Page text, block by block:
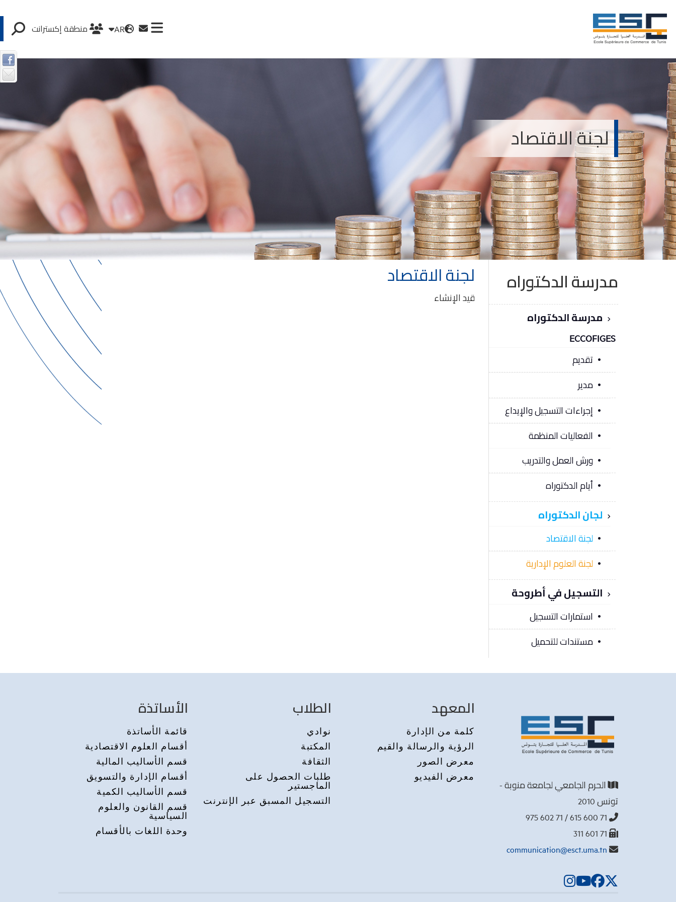
AR منطقة إكسترانت
لجنة الاقتصاد
مدرسة الدكتوراه
مدرسة الدكتوراه
ECCOFIGES
تقديم
مدير
إجراءات التسجيل والإيداع
الفعاليات المنظمة
ورش العمل والتدريب
أيام الدكتوراه
لجان الدكتوراه
لجنة الاقتصاد
لجنة العلوم الإدارية
التسجيل في أطروحة
استمارات التسجيل
مستندات للتحميل
لجنة الاقتصاد
قيد الإنشاء
الحرم الجامعي لجامعة منوبة -
تونس 2010
communication@esct.uma.tn
المعهد
كلمة من الإدارة
الرؤية والرسالة والقيم
معرض الصور
معرض الفيديو
الطلاب
نوادي
المكتبة
الثقافة
طلبات الحصول على
الماجستير
التسجيل المسبق عبر الإنترنت
الأساتذة
قائمة الأساتذة
أقسام العلوم الاقتصادية
قسم الأساليب المالية
أقسام الإدارة والتسويق
قسم الأساليب الكمية
قسم القانون والعلوم
السياسية
وحدة اللغات بالأقسام